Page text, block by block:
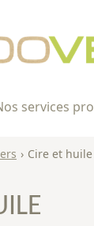
services pro
› Cire et huile